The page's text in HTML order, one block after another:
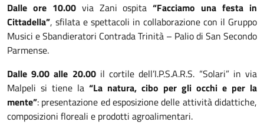
Dalle ore 10.00via Zani ospita“Facciamo una festa in
Cittadella”, sfilata e spettacoli in collaborazione con il Gruppo
Musici e Sbandieratori Contrada Trinità – Palio di San Secondo
Parmense.
Dalle 9.00 alle 20.00il cortile dell’I.P.S.A.R.S. “Solari” in via
Malpeli si tiene la “La natura, cibo per gli occhi e per la
mente”: presentazione ed esposizione delle attività didattiche,
composizioni floreali e prodotti agroalimentari.